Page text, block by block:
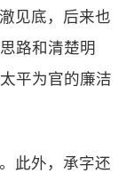
见底，后来也
路和清楚明
平为官的廉洁
此外，承字还